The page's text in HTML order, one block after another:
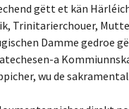
gëtt et kän
Trinitarierchouer,
Damme gedroe
a
wu de